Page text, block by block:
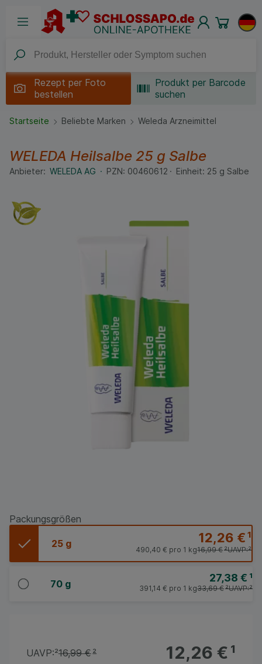
Rezept per Foto
bestellen
Produkt per Barcode
suchen
Startseite Beliebte Marken Weleda Arzneimittel
WELEDA Heilsalbe 25 g Salbe
Anbieter: WELEDA AG PZN: 00460612 Einheit: 25 g Salbe
Packungsgrößen
25 g 12,26 €¹
UAVP:²
16,99 €²
490,40 € pro 1 kg
70 g 27,38 € ¹
UAVP:²
33,69 €²
391,14 € pro 1 kg
12,26 €¹
UAVP:²16,99 €²